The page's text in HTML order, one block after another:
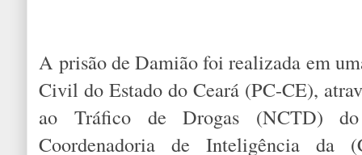
A prisão de Damião foi realizada em
Civil do Estado do Ceará (PC-CE),
ao Tráfico de Drogas (NCTD)
Coordenadoria de Inteligência da